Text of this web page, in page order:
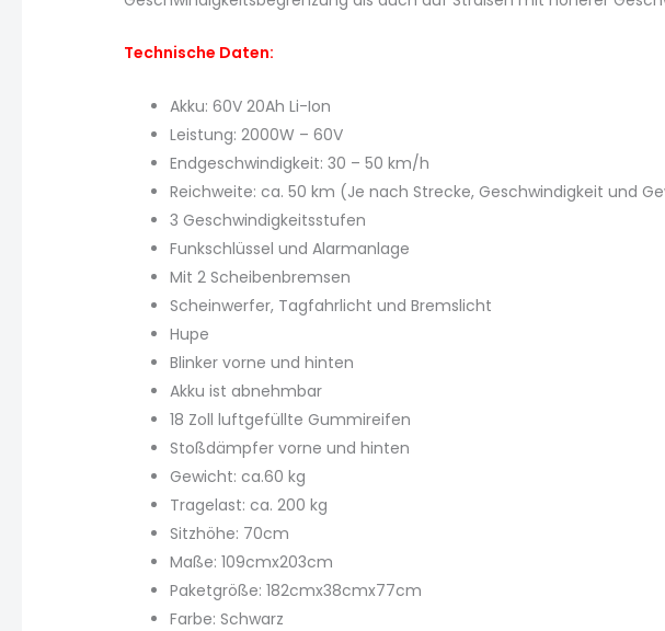
Technische Daten:
Akku: 60V 20Ah Li-Ion
Leistung: 2000W – 60V
Endgeschwindigkeit: 30 – 50 km/h
Reichweite: ca. 50 km (Je nach Strecke, Geschwindigkeit und
3 Geschwindigkeitsstufen
Funkschlüssel und Alarmanlage
Mit 2 Scheibenbremsen
Scheinwerfer, Tagfahrlicht und Bremslicht
Hupe
Blinker vorne und hinten
Akku ist abnehmbar
18 Zoll luftgefüllte Gummireifen
Stoßdämpfer vorne und hinten
Gewicht: ca.60 kg
Tragelast: ca. 200 kg
Sitzhöhe: 70cm
Maße: 109cmx203cm
Paketgröße: 182cmx38cmx77cm
Farbe: Schwarz